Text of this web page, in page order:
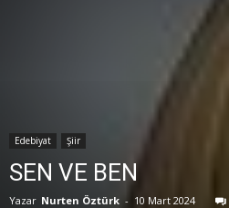
Edebiyat Şiir
SEN VE BEN
Yazar Nurten Öztürk - 10 Mart 2024